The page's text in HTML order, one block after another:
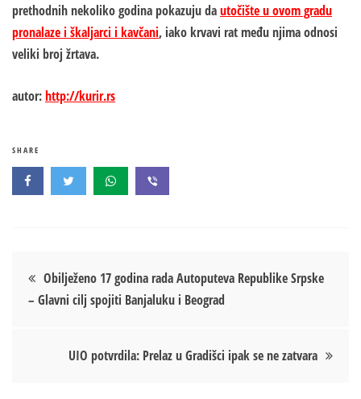
prethodnih nekoliko godina pokazuju dautočište u ovom gradu
pronalaze i škaljarci i kavčani, iako krvavi rat među njima odnosi
veliki broj žrtava.
autor:http://kurir.rs
SHARE
Кретање
чланка
Obilježeno 17 godina rada Autoputeva Republike Srpske
– Glavni cilj spojiti Banjaluku i Beograd
UIO potvrdila: Prelaz u Gradišci ipak se ne zatvara